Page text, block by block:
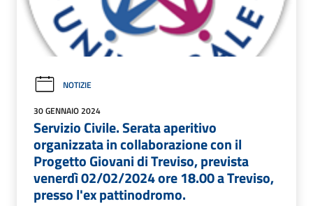
NOTIZIE
30 GENNAIO 2024
Servizio Civile. Serata aperitivo
organizzata in collaborazione con il
Progetto Giovani di Treviso, prevista
venerdì 02/02/2024 ore 18.00 a Treviso,
presso l'ex pattinodromo.